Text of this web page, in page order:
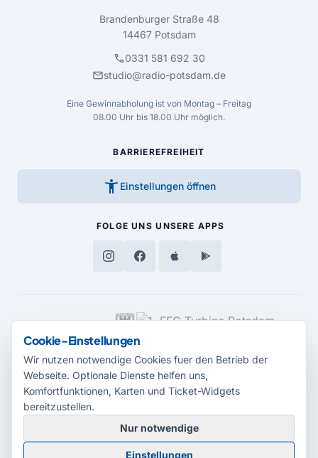
Brandenburger Straße 48
14467 Potsdam
call0331 581 692 30
mailstudio@radio-potsdam.de
Eine Gewinnabholung ist von Montag – Freitag
08.00 Uhr bis 18.00 Uhr möglich.
BARRIEREFREIHEIT
accessibility_new Einstellungen öffnen
FOLGE UNS UNSERE APPS
MEDIENPARTNER
© 2026 Radio Potsdam. Webseite entwickelt durch dieMedienagentur
Babelsberg
Cookie-Einstellungen
Wir nutzen notwendige Cookies fuer den Betrieb der
Webseite. Optionale Dienste helfen uns,
Komfortfunktionen, Karten und Ticket-Widgets
bereitzustellen.
Nur notwendige
Einstellungen